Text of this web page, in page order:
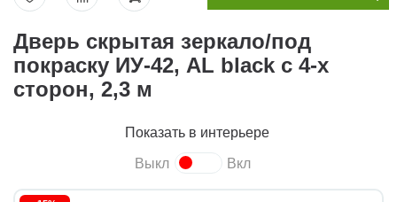
Дверь скрытая зеркало/под
покраску ИУ-42, AL black с 4-х
сторон, 2,3 м
Показать в интерьере
Выкл Вкл